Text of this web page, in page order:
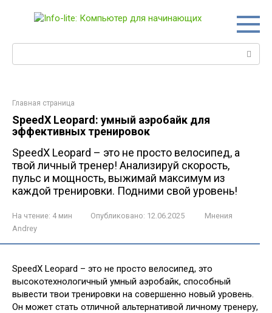
Главная страница
SpeedX Leopard: умный аэробайк для
эффективных тренировок
SpeedX Leopard – это не просто велосипед, а
твой личный тренер! Анализируй скорость,
пульс и мощность, выжимай максимум из
каждой тренировки. Подними свой уровень!
На чтение: 4 мин Опубликовано: 12.06.2025
Мнения
Andrey
SpeedX Leopard – это не просто велосипед, это
высокотехнологичный умный аэробайк, способный
вывести твои тренировки на совершенно новый уровень.
Он может стать отличной альтернативой личному тренеру,